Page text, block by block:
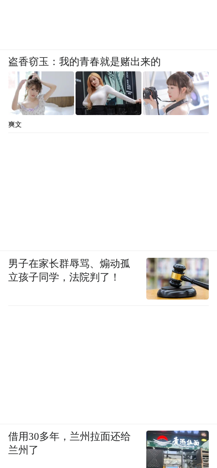
盗香窃玉：我的青春就是赌出来的
爽文
男子在家长群辱骂、煽动孤
立孩子同学，法院判了！
借用30多年，兰州拉面还给
兰州了